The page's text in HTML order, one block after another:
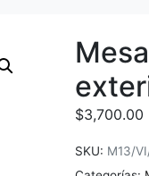
$3,700.00
SKU: M13/